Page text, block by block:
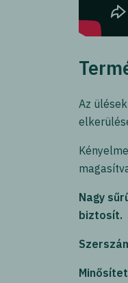
Az
Nagy
biztosít.